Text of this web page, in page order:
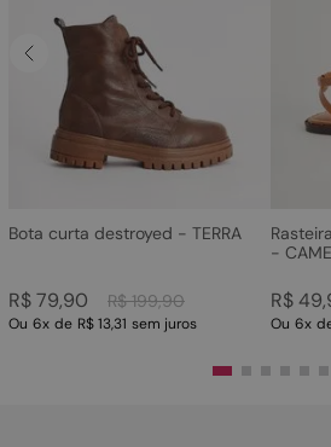
Bota curta destroyed - TERRA
R$ 199,90
R$79,90
Ou 6x de R$ 13,31 sem juros
-
R$49,
Ou 6x